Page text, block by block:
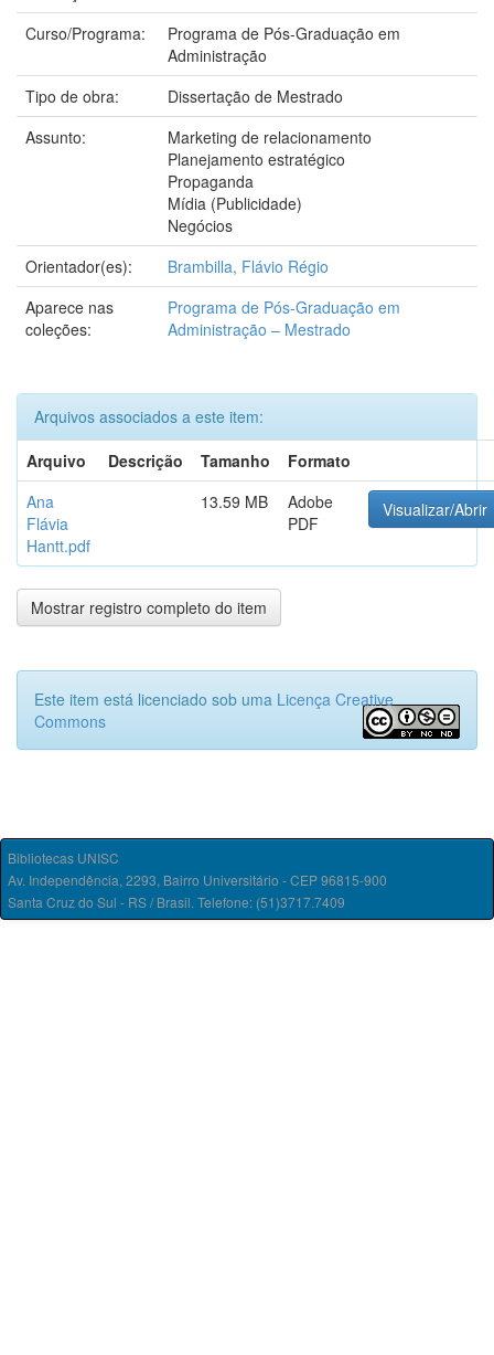
Curso/Programa:
Programa de Pós-Graduação em
Administração
Tipo de obra:
Dissertação de Mestrado
Assunto:
Marketing de relacionamento
Planejamento estratégico
Propaganda
Mídia (Publicidade)
Negócios
Orientador(es):
Brambilla, Flávio Régio
Aparece nas
coleções:
Programa de Pós-Graduação em
Administração – Mestrado
Arquivos associados a este item:
Arquivo
Descrição Tamanho
Formato
Ana
Flávia
Hantt.pdf
13.59 MB
Adobe
PDF
Visualizar/Abrir
Mostrar registro completo do item
Este item está licenciado sob uma Licença Creative
Commons
Bibliotecas UNISC
Av. Independência, 2293, Bairro Universitário - CEP 96815-900
Santa Cruz do Sul - RS / Brasil. Telefone: (51)3717.7409